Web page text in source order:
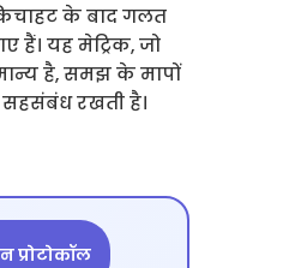
के बाद गलत
हैं। यह मेट्रिक, जो
है, समझ के मापों
रखती है।
प्रोटोकॉल